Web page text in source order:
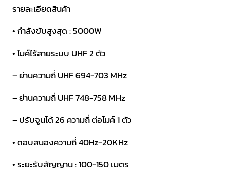
มี
ลอย
คลื่นUHF
PLUS
UA-
18
รายละเอียดสินค้า
• กำลังขับสูงสุด : 5000W
• ไมค์ไร้สายระบบ UHF 2 ตัว
– ย่านความถี่ UHF 694-703 MHz
– ย่านความถี่ UHF 748-758 MHz
– ปรับจูนได้ 26 ความถี่ ต่อไมค์ 1 ตัว
• ตอบสนองความถี่ 40Hz-20KHz
• ระยะรับสัญญาน : 100-150 เมตร